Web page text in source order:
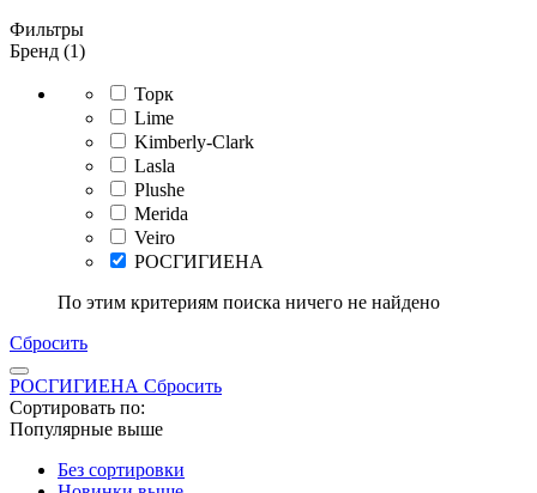
Фильтры
Бренд (1)
Торк
Lime
Kimberly-Clark
Lasla
Plushe
Merida
Veiro
РОСГИГИЕНА
По этим критериям поиска ничего не найдено
Сбросить
РОСГИГИЕНА Сбросить
Сортировать по:
Популярные выше
Без сортировки